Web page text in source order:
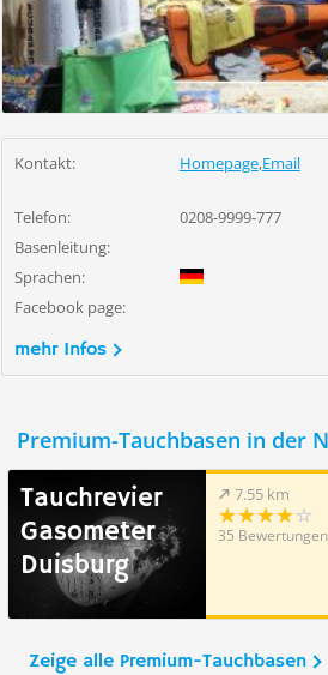
Kontakt: Homepage,Email
Telefon:
0208-9999-777
Basenleitung:
Sprachen:
Facebook page:
mehr Infos
Premium-Tauchbasen in der
Tauchrevier
Gasometer
Duisburg
7.55 km
35 Bewertungen
Zeige alle Premium-Tauchbasen